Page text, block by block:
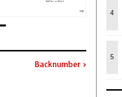
Backnumber
4
5